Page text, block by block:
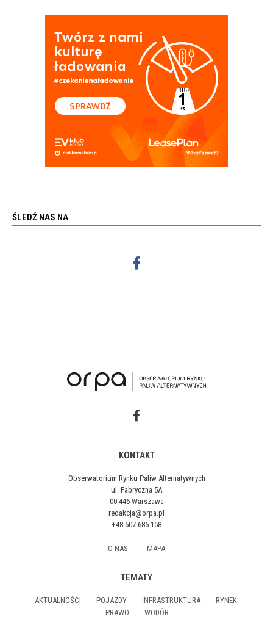
ŚLEDŹ NAS NA
KONTAKT
Obserwatorium Rynku Paliw Alternatywnych
ul. Fabryczna 5A
00-446 Warszawa
redakcja@orpa.pl
+48 507 686 158
O NAS MAPA
TEMATY
AKTUALNOŚCI POJAZDY INFRASTRUKTURA
RYNEK
PRAWO
WODÓR